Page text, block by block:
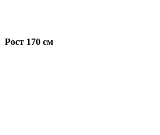
Рост 170 см